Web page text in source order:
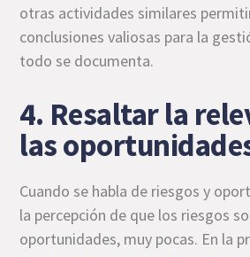
otras actividades similares
conclusiones valiosas para la
todo se documenta.
4. Resaltar la
las
Cuando se habla de riesgos y
la percepción de que los riesgos
oportunidades, muy pocas. En la